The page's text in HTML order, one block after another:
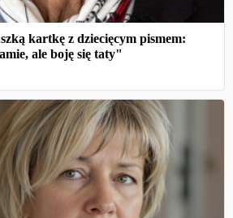
kartkę z dziecięcym pismem:
ale boję się taty"